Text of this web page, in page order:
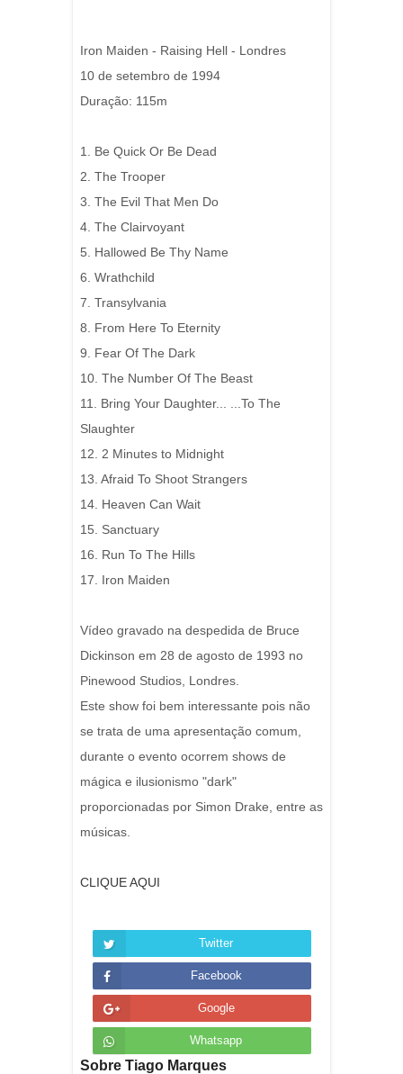
Iron Maiden - Raising Hell - Londres
10 de setembro de 1994
Duração: 115m
1. Be Quick Or Be Dead
2. The Trooper
3. The Evil That Men Do
4. The Clairvoyant
5. Hallowed Be Thy Name
6. Wrathchild
7. Transylvania
8. From Here To Eternity
9. Fear Of The Dark
10. The Number Of The Beast
11. Bring Your Daughter... ...To The
Slaughter
12. 2 Minutes to Midnight
13. Afraid To Shoot Strangers
14. Heaven Can Wait
15. Sanctuary
16. Run To The Hills
17. Iron Maiden
Vídeo gravado na despedida de Bruce
Dickinson em 28 de agosto de 1993 no
Pinewood Studios, Londres.
Este show foi bem interessante pois não
se trata de uma apresentação comum,
durante o evento ocorrem shows de
mágica e ilusionismo "dark"
proporcionadas por Simon Drake, entre as
músicas.
CLIQUE AQUI
Twitter
Facebook
Google
Whatsapp
Sobre Tiago Marques